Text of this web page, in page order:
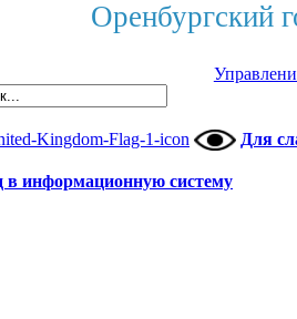
Оренбургский
Для
в информационную систему